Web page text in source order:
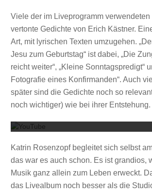
Viele der im Liveprogramm verwendeten
vertonte Gedichte von Erich Kästner.
Art, mit lyrischen Texten umzugehen.
Jesu zum Geburtstag“ ist dabei, „Die
reicht weiter“, „Kleine Sonntagspredigt“
Fotografie eines Konfirmanden“. Auch
später sind die Gedichte noch so
noch wichtiger) wie bei ihrer Entstehung.
Katrin Rosenzopf begleitet sich selbst
das war es auch schon. Es ist grandios,
Musik ganz allein zum Leben erweckt.
das Livealbum noch besser als die